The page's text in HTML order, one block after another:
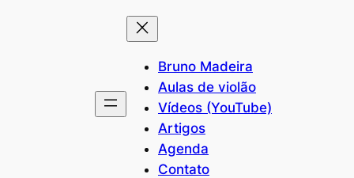
Bruno Madeira
Aulas de violão
Vídeos (YouTube)
Artigos
Agenda
Contato